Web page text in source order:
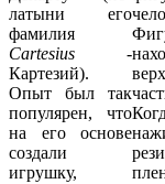
латыни его
фамилия
Cartesius -
Картезий).
Опыт был так
популярен, что
на его основе
создали
игрушку,